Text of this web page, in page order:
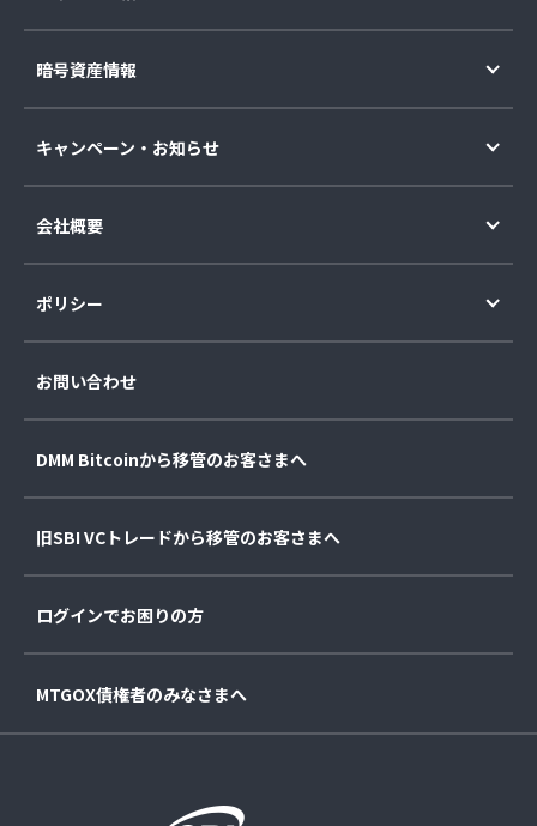
暗号資産情報
キャンペーン・お知らせ
会社概要
ポリシー
お問い合わせ
DMM Bitcoinから移管のお客さまへ
旧SBI VCトレードから移管のお客さまへ
ログインでお困りの方
MTGOX債権者のみなさまへ